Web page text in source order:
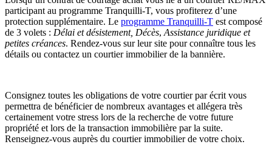
participant au programme Tranquilli-T, vous profiterez d’une
protection supplémentaire. Le programme Tranquilli-T est composé
de 3 volets : Délai et désistement, Décès, Assistance juridique et
petites créances. Rendez-vous sur leur site pour connaître tous les
détails ou contactez un courtier immobilier de la bannière.
Consignez toutes les obligations de votre courtier par écrit vous
permettra de bénéficier de nombreux avantages et allégera très
certainement votre stress lors de la recherche de votre future
propriété et lors de la transaction immobilière par la suite.
Renseignez-vous auprès du courtier immobilier de votre choix.